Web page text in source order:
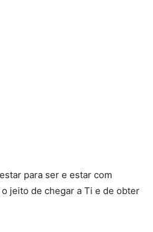
para ser e estar com
jeito de chegar a Ti e de obter